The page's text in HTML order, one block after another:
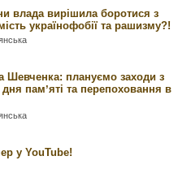
влада вирішила боротися з
українофобії та рашизму?!
Шевченка: плануємо заходи з
памʼяті та перепоховання в
у YouTube!